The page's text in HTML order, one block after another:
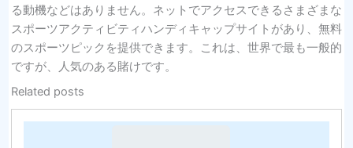
る動機などはありません。ネットでアクセスできるさまざまな
スポーツアクティビティハンディキャップサイトがあり、無料
のスポーツピックを提供できます。これは、世界で最も一般的
ですが、人気のある賭けです。
Related posts